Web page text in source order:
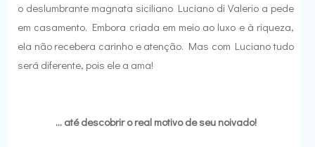
o deslumbrante magnata siciliano Luciano di Valerio a pede
em casamento. Embora criada em meio ao luxo e à riqueza,
ela não recebera carinho e atenção. Mas com Luciano tudo
será diferente, pois ele a ama!
... até descobrir o real motivo de seu noivado!